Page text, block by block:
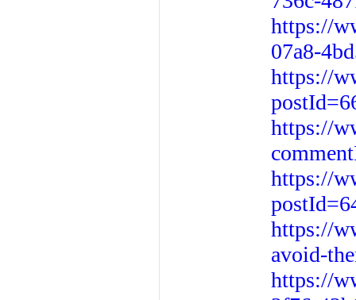
https://
07a8-
https://
https://
https://
https://
avoid-
https://